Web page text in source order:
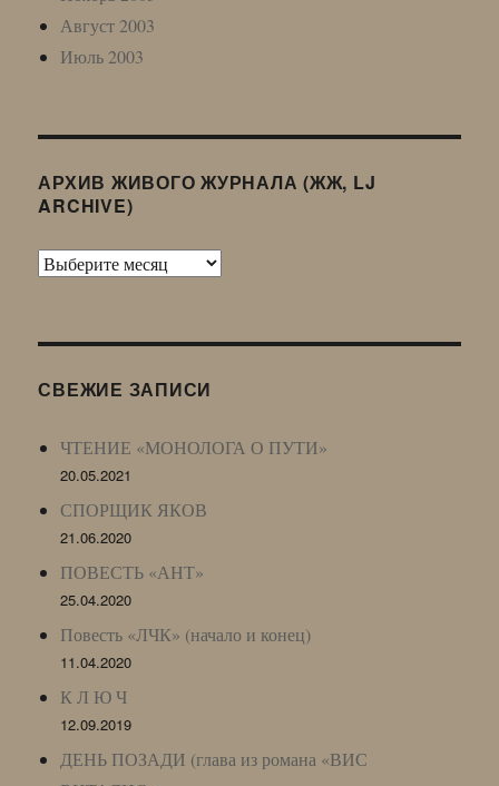
Август 2003
Июль 2003
АРХИВ ЖИВОГО ЖУРНАЛА (ЖЖ, LJ
ARCHIVE)
Архив
LJ
СВЕЖИЕ ЗАПИСИ
ЧТЕНИЕ «МОНОЛОГА О ПУТИ»
20.05.2021
СПОРЩИК ЯКОВ
21.06.2020
ПОВЕСТЬ «АНТ»
25.04.2020
Повесть «ЛЧК» (начало и конец)
11.04.2020
К Л Ю Ч
12.09.2019
ДЕНЬ ПОЗАДИ (глава из романа «ВИС